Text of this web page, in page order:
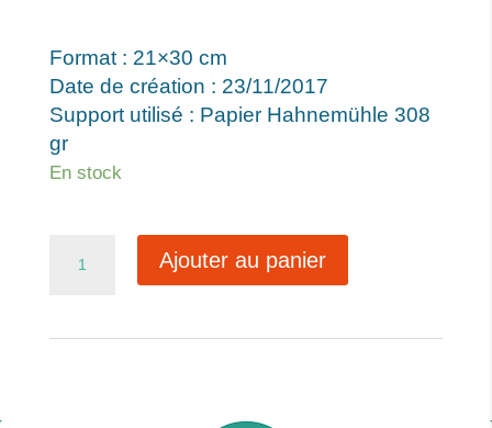
Format : 21×30 cm
Date de création : 23/11/2017
Support utilisé : Papier Hahnemühle 308
gr
En stock
Ajouter au panier